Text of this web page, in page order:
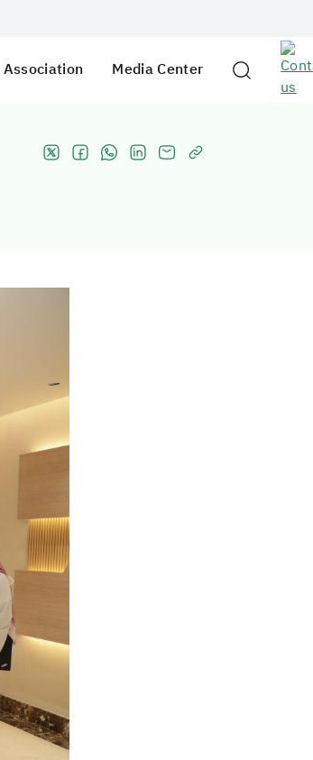
Association Media Center